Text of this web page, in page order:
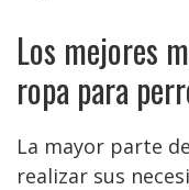
Los mejores
ropa para
La mayor parte
realizar sus